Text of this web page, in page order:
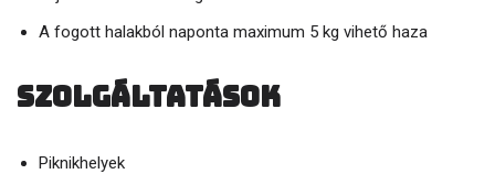
A fogott halakból naponta maximum 5 kg vihető haza
Szolgáltatások
Piknikhelyek